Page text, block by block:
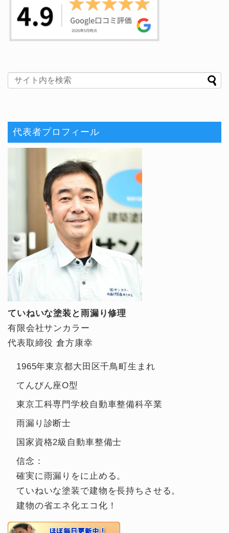
代表者プロフィール
ていねいな塗装と雨漏り修理
有限会社サンカラー
代表取締役 倉方康幸
1965年東京都大田区千鳥町生まれ
てんびん座O型
東京工科専門学校自動車整備科卒業
雨漏り診断士
国家資格2級自動車整備士
信念：
確実に雨漏りをに止める。
ていねいな塗装で建物を長持ちさせる。
建物の省エネ化エコ化！